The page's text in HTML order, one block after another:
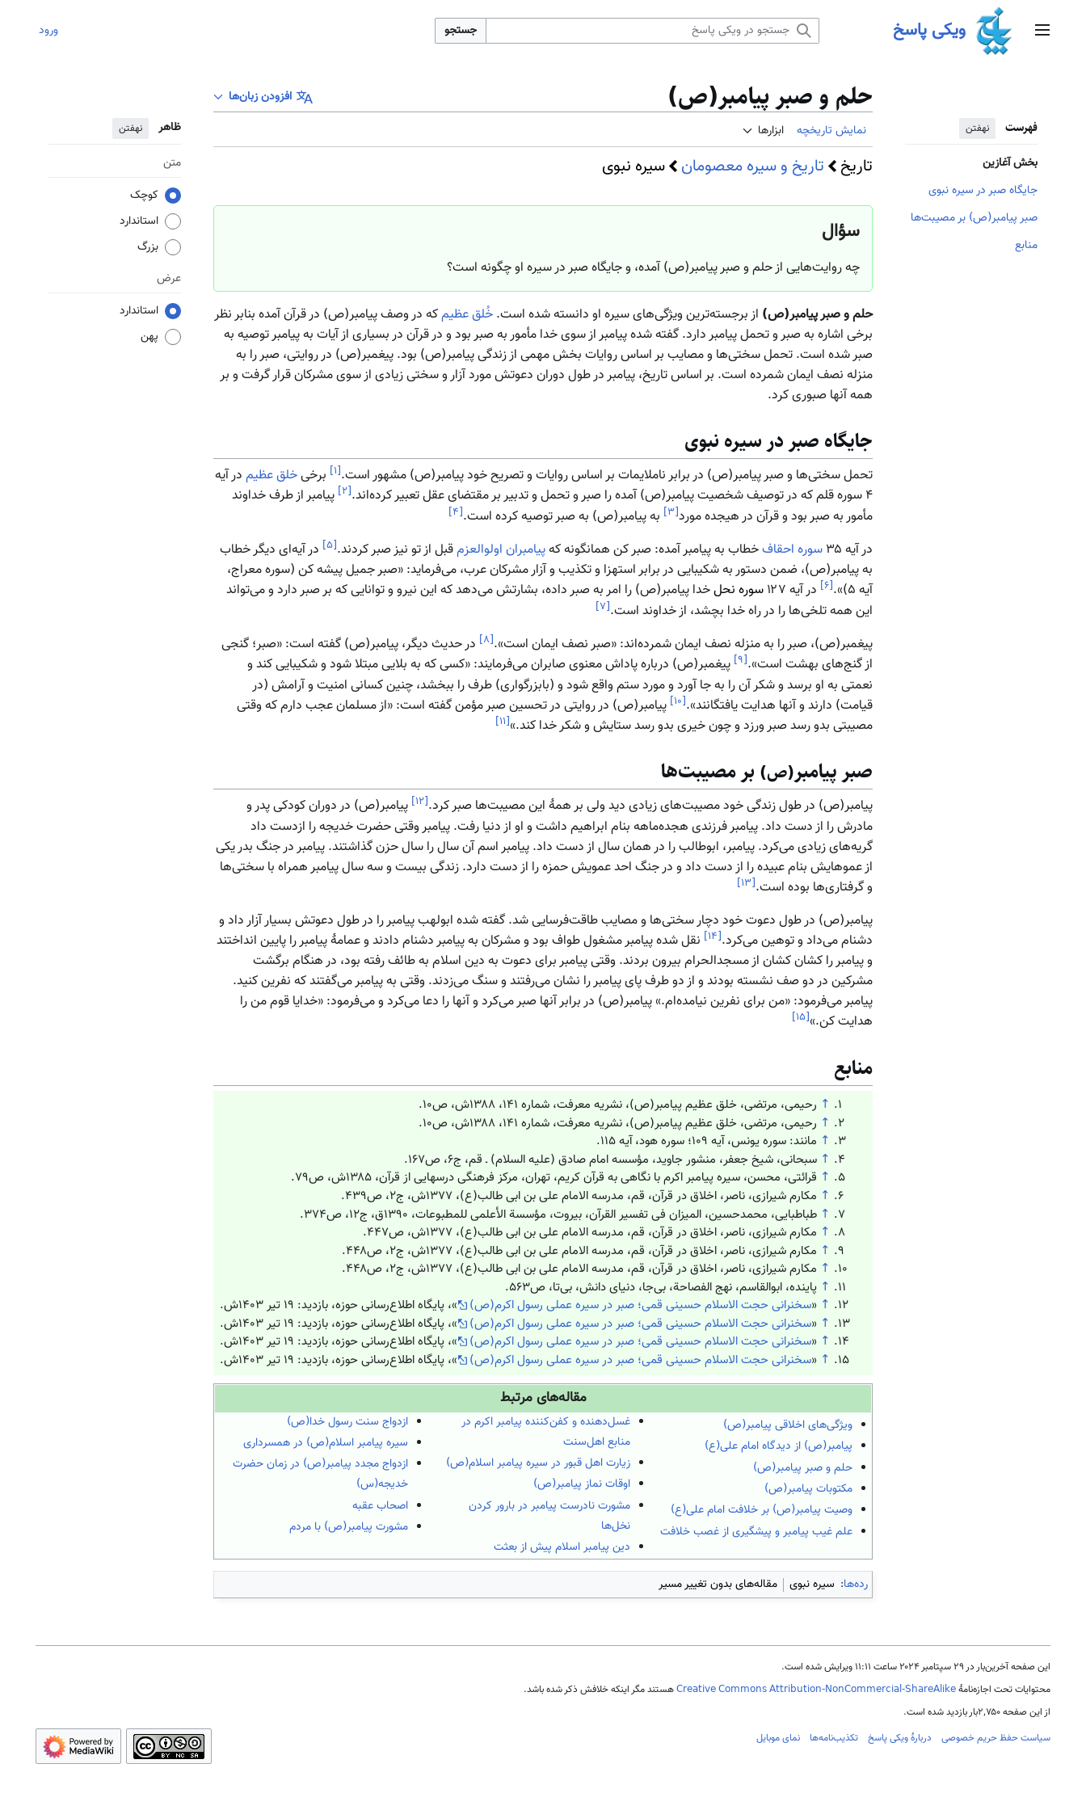
منوی اصلی ویکی پاسخ جستجو ورود
فهرست نهفتن
بخش آغازین
جایگاه صبر در سیره نبوی
صبر پیامبر(ص) بر مصیبت‌ها
منابع
حلم و صبر پیامبر(ص)
افزودن زبان‌ها
نمایش تاریخچه
ابزارها ظاهر نهفتن
متن
کوچک
استاندارد
بزرگ
عرض
استاندارد
پهن
تاریخ تاریخ و سیره معصومان سیره نبوی
سؤال
چه روایت‌هایی از حلم و صبر پیامبر(ص) آمده، و جایگاه صبر در سیره او چگونه است؟
حلم و صبر پیامبر(ص) از برجسته‌ترین ویژگی‌های سیره او دانسته شده است. خُلق عظیمکه در وصف پیامبر(ص) در قرآن آمده بنابر نظر
برخی اشاره به صبر و تحمل پیامبر دارد. گفته شده پیامبر از سوی خدا مأمور به صبر بود و در قرآن در بسیاری از آیات به پیامبر توصیه به
صبر شده است. تحمل سختی‌ها و مصایب بر اساس روایات بخش مهمی از زندگی پیامبر(ص) بود. پیغمبر(ص) در روایتی، صبر را به
منزله نصف ایمان شمرده است. بر اساس تاریخ، پیامبر در طول دوران دعوتش مورد آزار و سختی زیادی از سوی مشرکان قرار گرفت و بر
همه آنها صبوری کرد.
جایگاه صبر در سیره نبوی
تحمل سختی‌ها و صبر پیامبر(ص) در برابر ناملایمات بر اساس روایات و تصریح خود پیامبر(ص) مشهور است.[۱] برخیخلق عظیم در آیه
۴ سوره قلم که در توصیف شخصیت پیامبر(ص) آمده را صبر و تحمل و تدبیر بر مقتضای عقل تعبیر کرده‌اند.
[۲] پیامبر از طرف خداوند
مأمور به صبر بود و قرآن در هیجده مورد[۳] به پیامبر(ص) به صبر توصیه کرده است.[۴]
در آیه ۳۵ سوره احقافخطاب به پیامبر آمده: صبر کن همانگونه کهپیامبران اولوالعزمقبل از تو نیز صبر کردند.[۵] در آیه‌ای دیگر خطاب
به پیامبر(ص)، ضمن دستور به شکیبایی در برابر استهزا و تکذیب و آزار مشرکان عرب، می‌فرماید: «صبر جمیل پیشه کن (سوره معراج،
آیه ۵)».
[۶] در آیه ۱۲۷ سوره نحلخدا پیامبر(ص) را امر به صبر داده، بشارتش می‌دهد که این نیرو و توانایی که بر صبر دارد و می‌تواند
این همه تلخی‌ها را در راه خدا بچشد، از خداوند است‏.[۷]
پیغمبر(ص)، صبر را به منزله نصف ایمان شمرده‌اند: «صبر نصف ایمان است».[۸] در حدیث دیگر، پیامبر(ص) گفته است: «صبر؛ گنجی
از گنج‌های بهشت است».[۹] پیغمبر(ص) درباره پاداش معنوی صابران می‌فرمایند: «کسی که به بلایی مبتلا شود و شکیبایی کند و
نعمتی به او برسد و شکر آن را به جا آورد و مورد ستم واقع شود و (بابزرگواری) طرف را ببخشد، چنین کسانی امنیت و آرامش (در
قیامت) دارند و آنها هدایت یافتگانند».[۱۰] پیامبر(ص) در روایتی در تحسین صبر مؤمن گفته است: «از مسلمان عجب دارم که وقتی
مصیبتی بدو رسد صبر ورزد و چون خیری بدو رسد ستایش و شکر خدا کند.»[۱۱]
صبر پیامبر(ص) بر مصیبت‌ها
پیامبر(ص) در طول زندگی خود مصیبت‌های زیادی دید ولی بر همهٔ این مصیبت‌ها صبر کرد.[۱۲] پیامبر(ص) در دوران کودکی پدر و
مادرش را از دست داد. پیامبر فرزندی هجده‌ماهه بنام ابراهیم داشت و او از دنیا رفت. پیامبر وقتی حضرت خدیجه را ازدست داد
گریه‌های زیادی می‌کرد. پیامبر، ابوطالب را در همان سال از دست داد. پیامبر اسم آن سال را سال حزن گذاشتند. پیامبر در جنگ بدر یکی
از عموهایش بنام عبیده را از دست داد و در جنگ احد عمویش حمزه را از دست دارد. زندگی بیست و سه سال پیامبر همراه با سختی‌ها
و گرفتاری‌ها بوده است.[۱۳]
پیامبر(ص) در طول دعوت خود دچار سختی‌ها و مصایب طاقت‌فرسایی شد. گفته شده ابولهب پیامبر را در طول دعوتش بسیار آزار داد و
دشنام می‌داد و توهین می‌کرد.[۱۴] نقل شده پیامبر مشغول طواف بود و مشرکان به پیامبر دشنام دادند و عمامهٔ پیامبر را پایین انداختند
و پیامبر را کشان کشان از مسجدالحرام بیرون بردند. وقتی پیامبر برای دعوت به دین اسلام به طائف رفته بود، در هنگام برگشت
مشرکین در دو صف نشسته بودند و از دو طرف پای پیامبر را نشان می‌رفتند و سنگ می‌زدند. وقتی به پیامبر می‌گفتند که نفرین کنید.
پیامبر می‌فرمود: «من برای نفرین نیامده‌ام.» پیامبر(ص) در برابر آنها صبر می‌کرد و آنها را دعا می‌کرد و می‌فرمود: «خدایا قوم من را
هدایت کن.»[۱۵]
منابع
↑ رحیمی، مرتضی، خلق عظیم پیامبر(ص)، نشریه معرفت، شماره ۱۴۱، ۱۳۸۸ش، ص۱۰.
↑ رحیمی، مرتضی، خلق عظیم پیامبر(ص)، نشریه معرفت، شماره ۱۴۱، ۱۳۸۸ش، ص۱۰.
↑ مانند: سوره یونس، آیه ۱۰۹؛ سوره هود، آیه ۱۱۵.
↑ سبحانی، شیخ جعفر، منشور جاوید، مؤسسه امام صادق (علیه السلام) ـ قم، ج۶، ص۱۶۷.
↑ قرائتی، محسن، سیره پیامبر اکرم با نگاهی به قرآن کریم، تهران، مرکز فرهنگی درسهایی از قرآن، ۱۳۸۵ش، ص۷۹.
↑ مکارم شیرازی، ناصر، اخلاق در قرآن، قم، مدرسه الامام علی بن ابی طالب(ع)، ۱۳۷۷ش، ج۲، ص۴۳۹.
↑ طباطبایی، محمدحسین، المیزان فی تفسیر القرآن، بیروت، مؤسسة الأعلمی للمطبوعات‏، ۱۳۹۰ق، ج۱۲، ص۳۷۴.
↑ مکارم شیرازی، ناصر، اخلاق در قرآن، قم، مدرسه الامام علی بن ابی طالب(ع)، ۱۳۷۷ش، ص۴۴۷.
↑ مکارم شیرازی، ناصر، اخلاق در قرآن، قم، مدرسه الامام علی بن ابی طالب(ع)، ۱۳۷۷ش، ج۲، ص۴۴۸.
↑ مکارم شیرازی، ناصر، اخلاق در قرآن، قم، مدرسه الامام علی بن ابی طالب(ع)، ۱۳۷۷ش، ج۲، ص۴۴۸.
↑ پاینده، ابوالقاسم، نهج الفصاحة، بی‌جا، دنیای دانش، بی‌تا، ص۵۶۳.
↑
«سخنرانی حجت الاسلام حسینی قمی؛ صبر در سیره عملی رسول اکرم(ص)
»، پایگاه اطلاع‌رسانی حوزه، بازدید: ۱۹ تیر ۱۴۰۳ش.
↑
«سخنرانی حجت الاسلام حسینی قمی؛ صبر در سیره عملی رسول اکرم(ص)
»، پایگاه اطلاع‌رسانی حوزه، بازدید: ۱۹ تیر ۱۴۰۳ش.
↑
«سخنرانی حجت الاسلام حسینی قمی؛ صبر در سیره عملی رسول اکرم(ص)
»، پایگاه اطلاع‌رسانی حوزه، بازدید: ۱۹ تیر ۱۴۰۳ش.
↑
«سخنرانی حجت الاسلام حسینی قمی؛ صبر در سیره عملی رسول اکرم(ص) »، پایگاه اطلاع‌رسانی حوزه، بازدید: ۱۹ تیر ۱۴۰۳ش.
مقاله‌های مرتبط
ویژگی‌های اخلاقی پیامبر(ص)
پیامبر(ص) از دیدگاه امام علی(ع)
حلم و صبر پیامبر(ص)
مکتوبات پیامبر(ص)
وصیت پیامبر(ص) بر خلافت امام علی(ع)
علم غیب پیامبر و پیشگیری از غصب خلافت
غسل‌دهنده و کفن‌کننده پیامبر اکرم در
منابع اهل‌سنت
زیارت اهل قبور در سیره پیامبر اسلام(ص)
اوقات نماز پیامبر(ص)
مشورت نادرست پیامبر در بارور کردن
نخل‌ها
دین پیامبر اسلام پیش از بعثت
ازدواج سنت رسول خدا(ص)
سیره پیامبر اسلام(ص) در همسرداری
ازدواج مجدد پیامبر(ص) در زمان حضرت
خدیجه(س)
اصحاب عقبه
مشورت پیامبر(ص) با مردم
رده‌ها: سیره نبوی مقاله‌های بدون تغییر مسیر
این صفحه آخرین‌بار در ‏۲۹ سپتامبر ۲۰۲۴ ساعت ‏۱۱:۱۱ ویرایش شده است.
محتوایات تحت اجازه‌نامهٔCreative Commons Attribution-NonCommercial-ShareAlikeهستند مگر اینکه خلافش ذکر شده باشد.
از این صفحه ۲٬۷۵۰بار بازدید شده است.
سیاست حفظ حریم خصوصی
دربارهٔ ویکی پاسخ تکذیب‌نامه‌ها نمای موبایل